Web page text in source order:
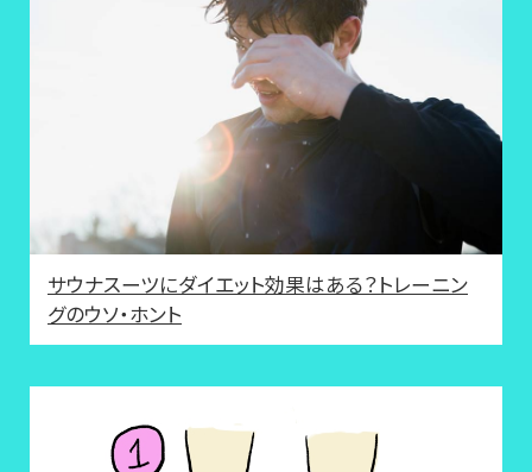
サウナスーツにダイエット効果はある？トレーニン
グのウソ・ホント